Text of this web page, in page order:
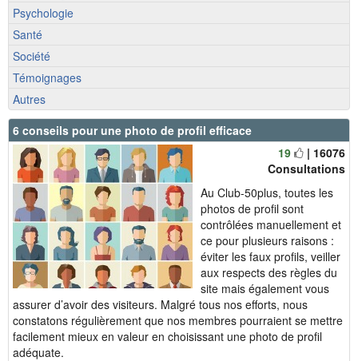
Psychologie
Santé
Société
Témoignages
Autres
6 conseils pour une photo de profil efficace
19
| 16076
Consultations
Au Club-50plus, toutes les
photos de profil sont
contrôlées manuellement et
ce pour plusieurs raisons :
éviter les faux profils, veiller
aux respects des règles du
site mais également vous
assurer d’avoir des visiteurs. Malgré tous nos efforts, nous
constatons régulièrement que nos membres pourraient se mettre
facilement mieux en valeur en choisissant une photo de profil
adéquate.